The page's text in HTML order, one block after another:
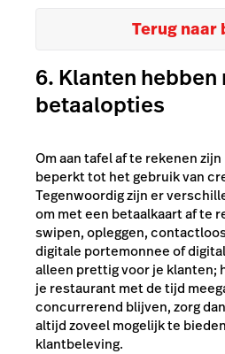
Terug naar
6. Klanten hebben
betaalopties
Om aan tafel af te rekenen
beperkt tot het gebruik van
Tegenwoordig zijn er
om met een betaalkaart af te
swipen, opleggen,
digitale portemonnee of
alleen prettig voor je klanten;
je restaurant met de tijd
concurrerend blijven, zorg
altijd zoveel mogelijk te
klantbeleving.